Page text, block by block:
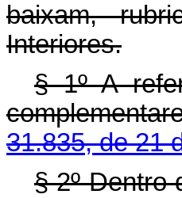
baixam,
Interiores.
§ 1º A
31.835, de 21
§ 2º Dentro